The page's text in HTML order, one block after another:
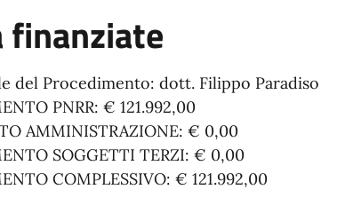
del Procedimento: dott. Filippo Paradiso
PNRR: € 121.992,00
AMMINISTRAZIONE: € 0,00
SOGGETTI TERZI: € 0,00
COMPLESSIVO: € 121.992,00